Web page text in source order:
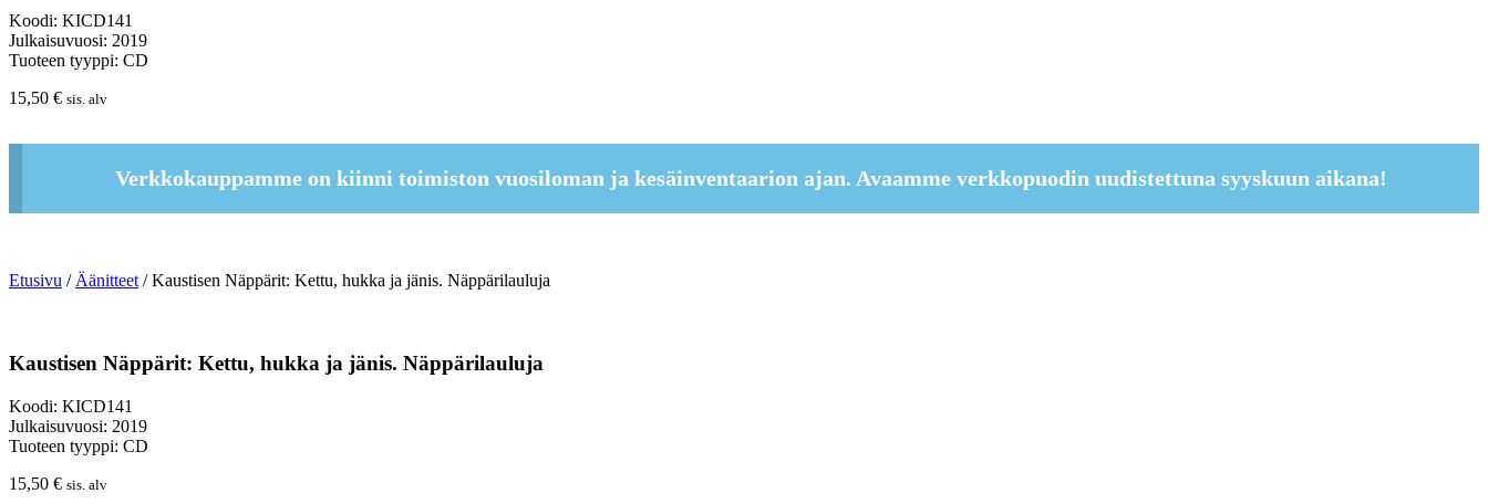
Koodi: KICD141
Julkaisuvuosi: 2019
Tuoteen tyyppi: CD
15,50 € sis. alv
Verkkokauppamme on kiinni toimiston vuosiloman ja kesäinventaarion ajan. Avaamme verkkopuodin uudistettuna syyskuun aikana!
Etusivu /Äänitteet/ Kaustisen Näppärit: Kettu, hukka ja jänis. Näppärilauluja
Kaustisen Näppärit: Kettu, hukka ja jänis. Näppärilauluja
Koodi: KICD141
Julkaisuvuosi: 2019
Tuoteen tyyppi: CD
15,50 € sis. alv